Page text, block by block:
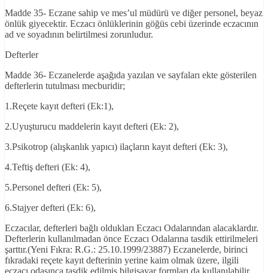
Madde 35- Eczane sahip ve mes’ul müdürü ve diğer personel, beyaz
önlük giyecektir. Eczacı önlüklerinin göğüs cebi üzerinde eczacının
ad ve soyadının belirtilmesi zorunludur.
Defterler
Madde 36- Eczanelerde aşağıda yazılan ve sayfaları ekte gösterilen
defterlerin tutulması mecburidir;
1.Reçete kayıt defteri (Ek:1),
2.Uyuşturucu maddelerin kayıt defteri (Ek: 2),
3.Psikotrop (alışkanlık yapıcı) ilaçların kayıt defteri (Ek: 3),
4.Teftiş defteri (Ek: 4),
5.Personel defteri (Ek: 5),
6.Stajyer defteri (Ek: 6),
Eczacılar, defterleri bağlı oldukları Eczacı Odalarından alacaklardır.
Defterlerin kullanılmadan önce Eczacı Odalarına tasdik ettirilmeleri
şarttır.(Yeni Fıkra: R.G.: 25.10.1999/23887) Eczanelerde, birinci
fıkradaki reçete kayıt defterinin yerine kaim olmak üzere, ilgili